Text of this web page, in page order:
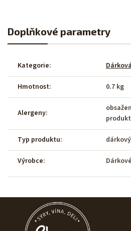
Doplňkové parametry
Kategorie:
Hmotnost: 0.7 kg
Alergeny:
Typ produktu:
Výrobce: